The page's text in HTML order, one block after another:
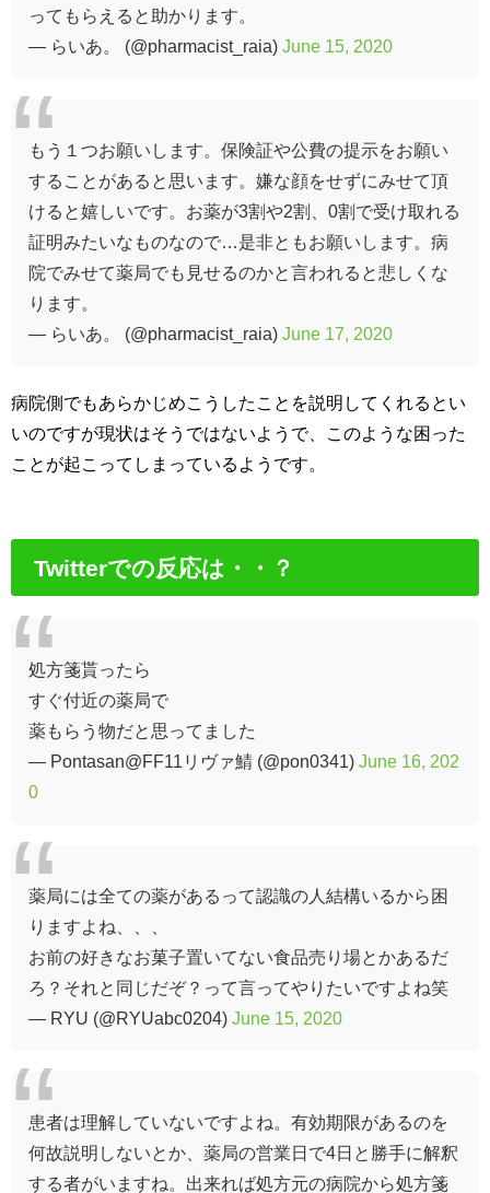
ってもらえると助かります。
— らいあ。 (@pharmacist_raia) June 15, 2020
もう１つお願いします。保険証や公費の提示をお願い
することがあると思います。嫌な顔をせずにみせて頂
けると嬉しいです。お薬が3割や2割、0割で受け取れる
証明みたいなものなので…是非ともお願いします。病
院でみせて薬局でも見せるのかと言われると悲しくな
ります。
— らいあ。 (@pharmacist_raia) June 17, 2020
病院側でもあらかじめこうしたことを説明してくれるとい
いのですが現状はそうではないようで、このような困った
ことが起こってしまっているようです。
Twitterでの反応は・・？
処方箋貰ったら
すぐ付近の薬局で
薬もらう物だと思ってました
— Pontasan@FF11リヴァ鯖 (@pon0341) June 16, 202
0
薬局には全ての薬があるって認識の人結構いるから困
りますよね、、、
お前の好きなお菓子置いてない食品売り場とかあるだ
ろ？それと同じだぞ？って言ってやりたいですよね笑
— RYU (@RYUabc0204) June 15, 2020
患者は理解していないですよね。有効期限があるのを
何故説明しないとか、薬局の営業日で4日と勝手に解釈
する者がいますね。出来れば処方元の病院から処方箋